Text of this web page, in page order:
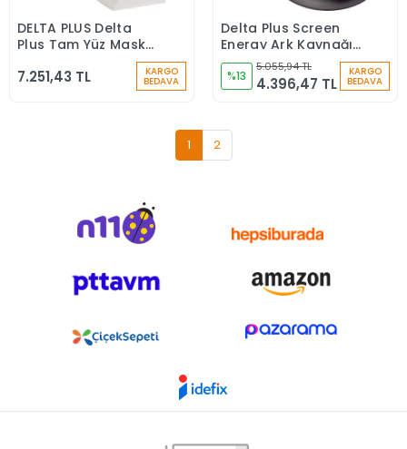
Stokta Yok
DELTA PLUS Delta
Plus Tam Yüz Maske
ROTOR
7.251,43 TL KARGO
BEDAVA
Stokta Yok
Delta Plus Screen
Energy Ark Kaynağı
Kaskı
%13
5.055,94 TL
4.396,47 TL
KARGO
BEDAVA
1 2